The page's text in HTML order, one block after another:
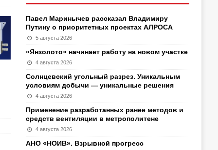
Павел Маринычев рассказал Владимиру
Путину о приоритетных проектах АЛРОСА
5 августа 2026
«Янзолото» начинает работу на новом участке
4 августа 2026
Солнцевский угольный разрез. Уникальным
условиям добычи — уникальные решения
4 августа 2026
Применение разработанных ранее методов и
средств вентиляции в метрополитене
4 августа 2026
АНО «НОИВ». Взрывной прогресс